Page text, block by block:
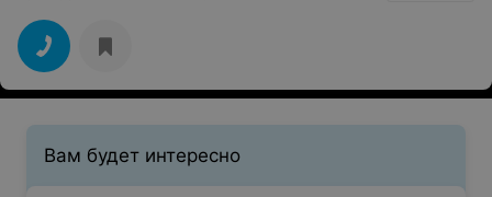
Вам будет интересно